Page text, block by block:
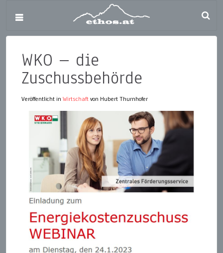
WKO – die
Zuschussbehörde
Veröffentlicht in Wirtschaft von Hubert Thurnhofer